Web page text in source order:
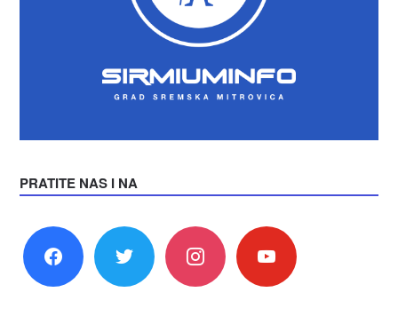
PRATITE NAS I NA
facebook twitter instagram youtube